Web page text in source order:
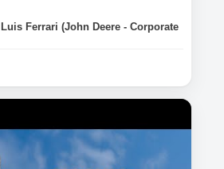
Ferrari (John Deere - Corporate